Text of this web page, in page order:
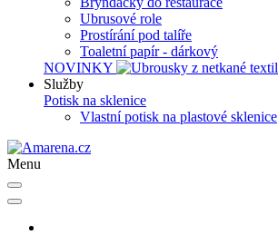
Ubrusové role
Prostírání pod talíře
Toaletní papír - dárkový
NOVINKY
Služby
Potisk na sklenice
Vlastní potisk na plastové sklenice
Menu